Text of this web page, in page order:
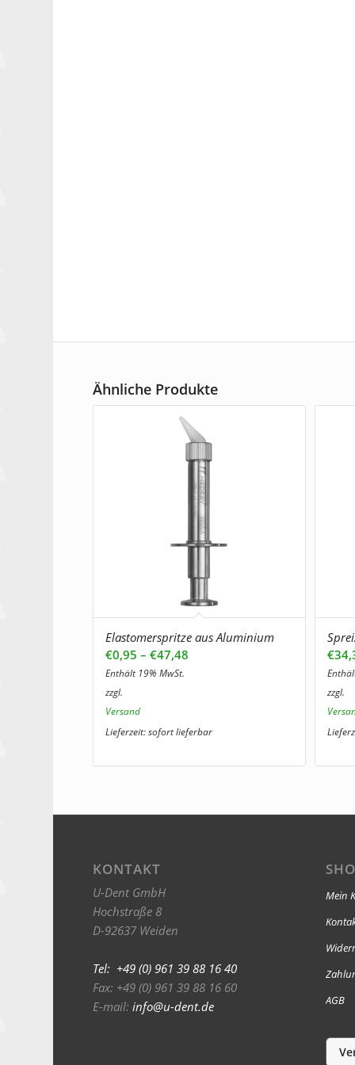
Ähnliche Produkte
Elastomerspritze aus Aluminium
€0,95 –€47,48
Enthält 19% MwSt.
zzgl.
Versand
Lieferzeit: sofort lieferbar
€
zzgl.
KONTAKT
U-Dent GmbH
Hochstraße 8
D-92637 Weiden
Tel: +49 (0) 961 39 88 16 40
Fax: +49 (0) 961 39 88 16 60
E-mail:info@u-dent.de
Mein
AGB